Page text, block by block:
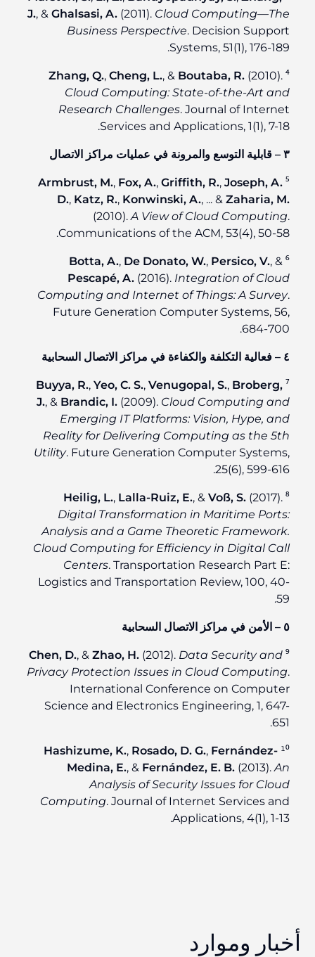
J., & Ghalsasi, A. (2011). Cloud Computing—The
Business Perspective. Decision Support
Systems, 51(1), 176-189.
⁴
Zhang, Q., Cheng, L., & Boutaba, R. (2010).
Cloud Computing: State-of-the-Art and
Research Challenges. Journal of Internet
Services and Applications, 1(1), 7-18.
٣ – قابلية التوسع والمرونة في عمليات مراكز الاتصال
⁵
Armbrust, M., Fox, A., Griffith, R., Joseph, A.
D., Katz, R., Konwinski, A., ... & Zaharia, M.
(2010). A View of Cloud Computing.
Communications of the ACM, 53(4), 50-58.
⁶
Botta, A., De Donato, W., Persico, V., &
Pescapé, A. (2016). Integration of Cloud
Computing and Internet of Things: A Survey.
Future Generation Computer Systems, 56,
684-700.
٤ – فعالية التكلفة والكفاءة في مراكز الاتصال السحابية
⁷
Buyya, R., Yeo, C. S., Venugopal, S., Broberg,
J., & Brandic, I. (2009). Cloud Computing and
Emerging IT Platforms: Vision, Hype, and
Reality for Delivering Computing as the 5th
Utility. Future Generation Computer Systems,
25(6), 599-616.
⁸
Heilig, L., Lalla-Ruiz, E., & Voß, S. (2017).
Digital Transformation in Maritime Ports:
Analysis and a Game Theoretic Framework.
Cloud Computing for Efficiency in Digital Call
Centers. Transportation Research Part E:
Logistics and Transportation Review, 100, 40-
59.
٥ – الأمن في مراكز الاتصال السحابية
⁹
Chen, D., & Zhao, H. (2012). Data Security and
Privacy Protection Issues in Cloud Computing.
International Conference on Computer
Science and Electronics Engineering, 1, 647-
651.
¹⁰
Hashizume, K., Rosado, D. G., Fernández-
Medina, E., & Fernández, E. B. (2013). An
Analysis of Security Issues for Cloud
Computing. Journal of Internet Services and
Applications, 4(1), 1-13.
أخبار وموارد